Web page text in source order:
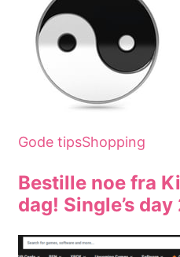
Gode tipsShopping
Bestille noe fra
dag! Single’s day